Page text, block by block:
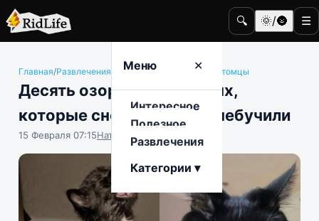
🔍 🌞/🌚 ☰
Меню ✕
Интересное
Полезное
Развлечения
Категории ▾
Главная/Развлечения Животные и домашние питомцы
Десять озорных животных,
которые снова что-то отчебучили
15 Февраля 07:15Наталья Герасимова